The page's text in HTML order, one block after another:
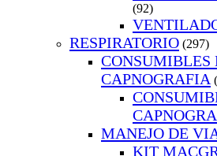
(92)
RESPIRATORIO (297)
CONSUMIBLES
CAPNOGRAFIA
MANEJO DE
KIT